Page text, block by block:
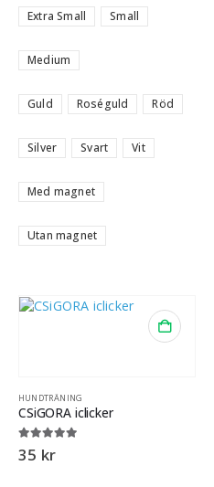
Extra Small Small
Medium
Guld Roséguld Röd
Silver Svart Vit
Med magnet
Utan magnet
HUNDTRÄNING
CSiGORA iclicker
5.00 out of 5
35 kr